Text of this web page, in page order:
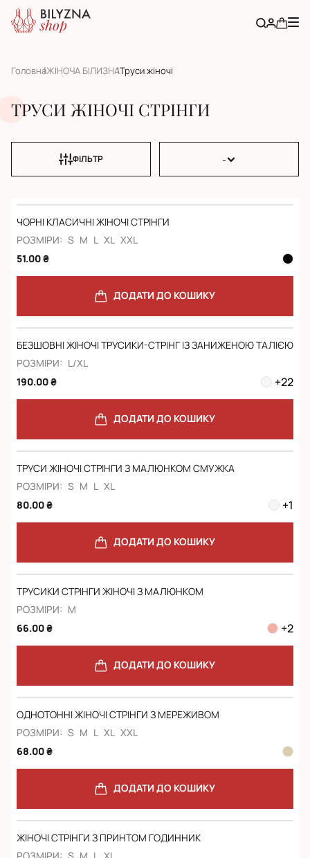
ГоловнаЖІНОЧА БІЛИЗНАТруси жіночі
ТРУСИ ЖІНОЧІ СТРІНГИ
ФІЛЬТР -
ЧОРНІ КЛАСИЧНІ ЖІНОЧІ СТРІНГИ
РОЗМІРИ: S M L XL XXL
51.00 ₴
ДОДАТИ ДО КОШИКУ
БЕЗШОВНІ ЖІНОЧІ ТРУСИКИ-СТРІНГ ІЗ ЗАНИЖЕНОЮ ТАЛІЄЮ
РОЗМІРИ: L/XL
190.00 ₴
+22
ДОДАТИ ДО КОШИКУ
ТРУСИ ЖІНОЧІ СТРІНГИ З МАЛЮНКОМ СМУЖКА
РОЗМІРИ: S M L XL
80.00 ₴
+1
ДОДАТИ ДО КОШИКУ
ТРУСИКИ СТРІНГИ ЖІНОЧІ З МАЛЮНКОМ
РОЗМІРИ: M
66.00 ₴
+2
ДОДАТИ ДО КОШИКУ
ОДНОТОННІ ЖІНОЧІ СТРІНГИ З МЕРЕЖИВОМ
РОЗМІРИ: S M L XL XXL
68.00 ₴
ДОДАТИ ДО КОШИКУ
ЖІНОЧІ СТРІНГИ З ПРИНТОМ ГОДИННИК